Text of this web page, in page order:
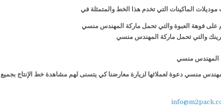
الماكينات التي تخدم هذا الخط والمتمثلة في
على فوهة العبوة والتي تحمل ماركة المهندس منسي
والتي تحمل ماركة المهندس منسي
المهندس منسي
منسي دعوة لعملائها لزيارة معارضنا كي يتسنى لهم مشاهدة خط الإنتاج بجميع